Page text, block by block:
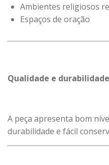
Ambientes religiosos
Espaços de oração
Qualidade e durabilidade
A peça apresenta bom
durabilidade e fácil